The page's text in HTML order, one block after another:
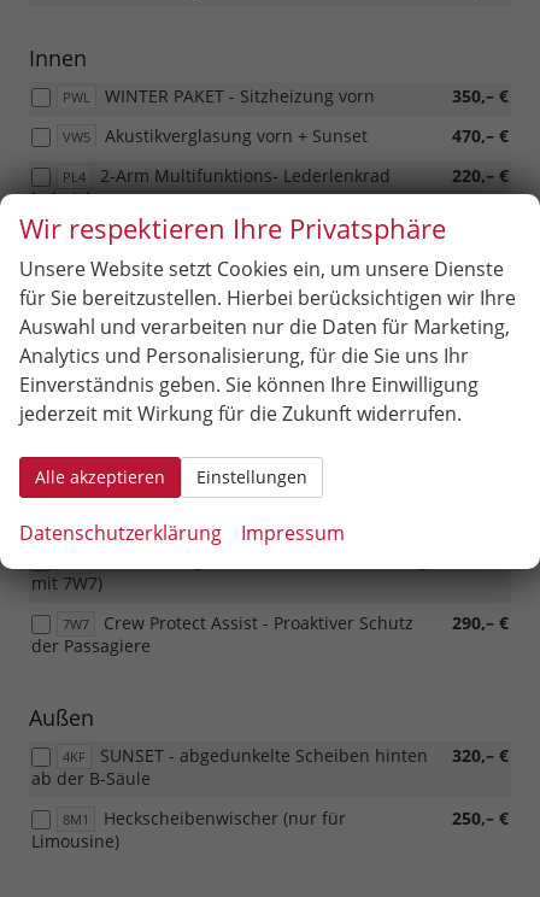
Innen
PWL 350,– €
WINTER PAKET - Sitzheizung vorn
VW5 470,– €
Akustikverglasung vorn + Sunset
PL4 220,– €
2-Arm Multifunktions- Lederlenkrad
beheizbar
PLC
2-Arm Multifunktions- Lederlenkrad
beheizbar für DSG
Infotainment & Kommunikation
7J2 Virtuelles Cockpit
7X2 Parksensoren vorn und hinten
mit 7W7)
7W7 290,– €
Crew Protect Assist - Proaktiver Schutz
der Passagiere
Außen
4KF 320,– €
SUNSET - abgedunkelte Scheiben hinten
ab der B-Säule
8M1 250,– €
Heckscheibenwischer (nur für
Limousine)
Wir respektieren Ihre Privatsphäre
Unsere Website setzt Cookies ein, um unsere Dienste
für Sie bereitzustellen. Hierbei berücksichtigen wir Ihre
Auswahl und verarbeiten nur die Daten für Marketing,
Analytics und Personalisierung, für die Sie uns Ihr
Einverständnis geben. Sie können Ihre Einwilligung
jederzeit mit Wirkung für die Zukunft widerrufen.
Alle akzeptieren Einstellungen
Datenschutzerklärung Impressum